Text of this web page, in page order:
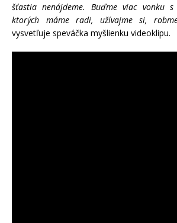
šťastia nenájdeme. Buďme viac vonku
ktorých máme radi, užívajme si,
vysvetľuje speváčka myšlienku videoklipu.